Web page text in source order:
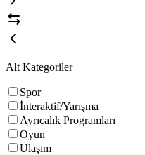
Alt Kategoriler
Spor
İnteraktif/Yarışma
Ayrıcalık Programları
Oyun
Ulaşım